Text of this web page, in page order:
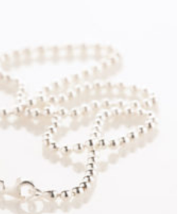
Wunschliste